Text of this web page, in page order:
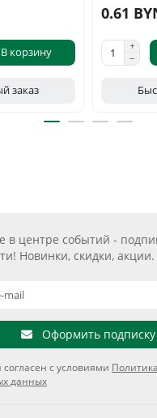
В корзину
заказ
0.61
в центре событий -
Новинки, скидки, акции.
Оформить подписку
с условиями
данных